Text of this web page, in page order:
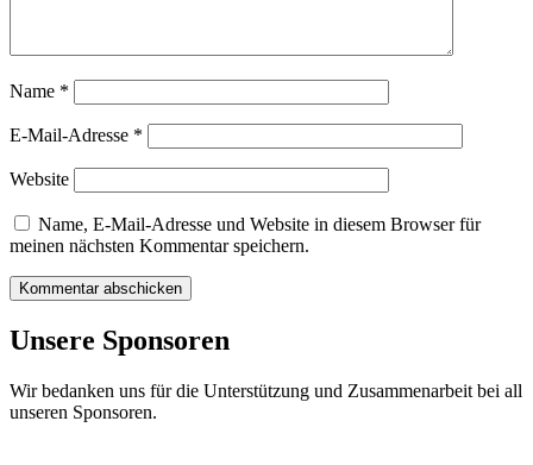
Name *
E-Mail-Adresse *
Website
Name, E-Mail-Adresse und Website in diesem Browser für
meinen nächsten Kommentar speichern.
Unsere Sponsoren
Wir bedanken uns für die Unterstützung und Zusammenarbeit bei all
unseren Sponsoren.